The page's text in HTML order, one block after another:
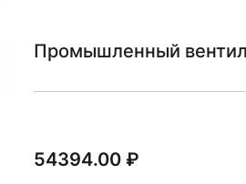
Промышленный
54394.00₽